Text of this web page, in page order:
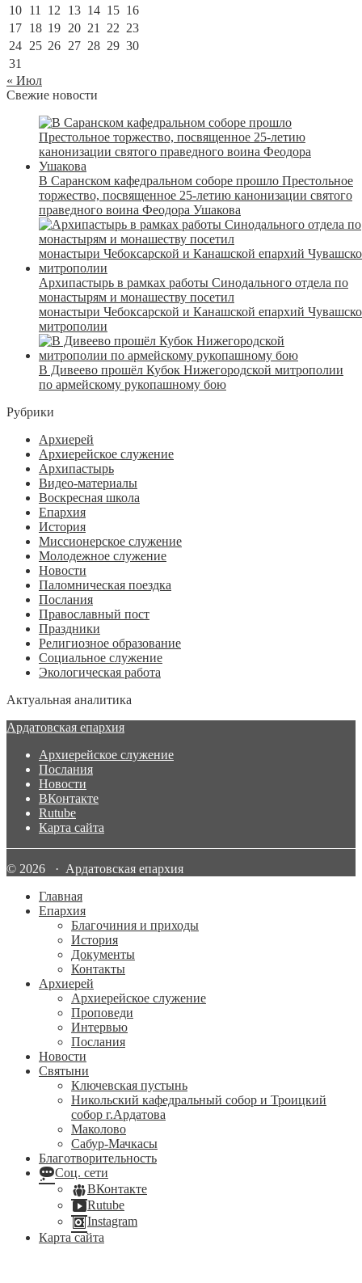
10 11 12 13 14 15 16
17 18 19 20 21 22 23
24 25 26 27 28 29 30
31
« Июл
Свежие новости
В Саранском кафедральном соборе прошло Престольное
торжество, посвященное 25-летию канонизации святого
праведного воина Феодора Ушакова
Архипастырь в рамках работы Синодального отдела по
монастырям и монашеству посетил
монастыри Чебоксарской и Канашской епархий
митрополии
В Дивеево прошёл Кубок Нижегородской митрополии
по армейскому рукопашному бою
Рубрики
Архиерей
Архиерейское служение
Архипастырь
Видео-материалы
Воскресная школа
Епархия
История
Миссионерское служение
Молодежное служение
Новости
Паломническая поездка
Послания
Православный пост
Праздники
Религиозное образование
Социальное служение
Экологическая работа
Актуальная аналитика
Ардатовская епархия
Архиерейское служение
Послания
Новости
ВКонтакте
Rutube
Карта сайта
© 2026 · Ардатовская епархия
Главная
Епархия
Благочиния и приходы
История
Документы
Контакты
Архиерей
Архиерейское служение
Проповеди
Интервью
Послания
Новости
Святыни
Ключевская пустынь
Никольский кафедральный собор и Троицкий
собор г.Ардатова
Маколово
Сабур-Мачкасы
Благотворительность
Соц. сети
ВКонтакте
Rutube
Instagram
Карта сайта